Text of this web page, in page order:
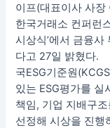
이프(대표이사 사
한국거래소 컨퍼런
시상식’에서 금융사
다고 27일 밝혔다.
국ESG기준원
있는 ESG평가를 실
책임, 기업 지배구
선정해 시상을 진행
구
조
최
우
수
기
업